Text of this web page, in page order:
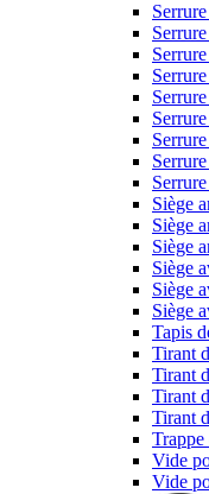
Siège
Siège
Siège
Siège
Siège
Siège
Tapis
Tirant
Tirant
Tirant
Tirant
Trappe
Vide
Vide